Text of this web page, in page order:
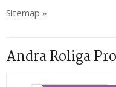
Sitemap »
Andra Roliga